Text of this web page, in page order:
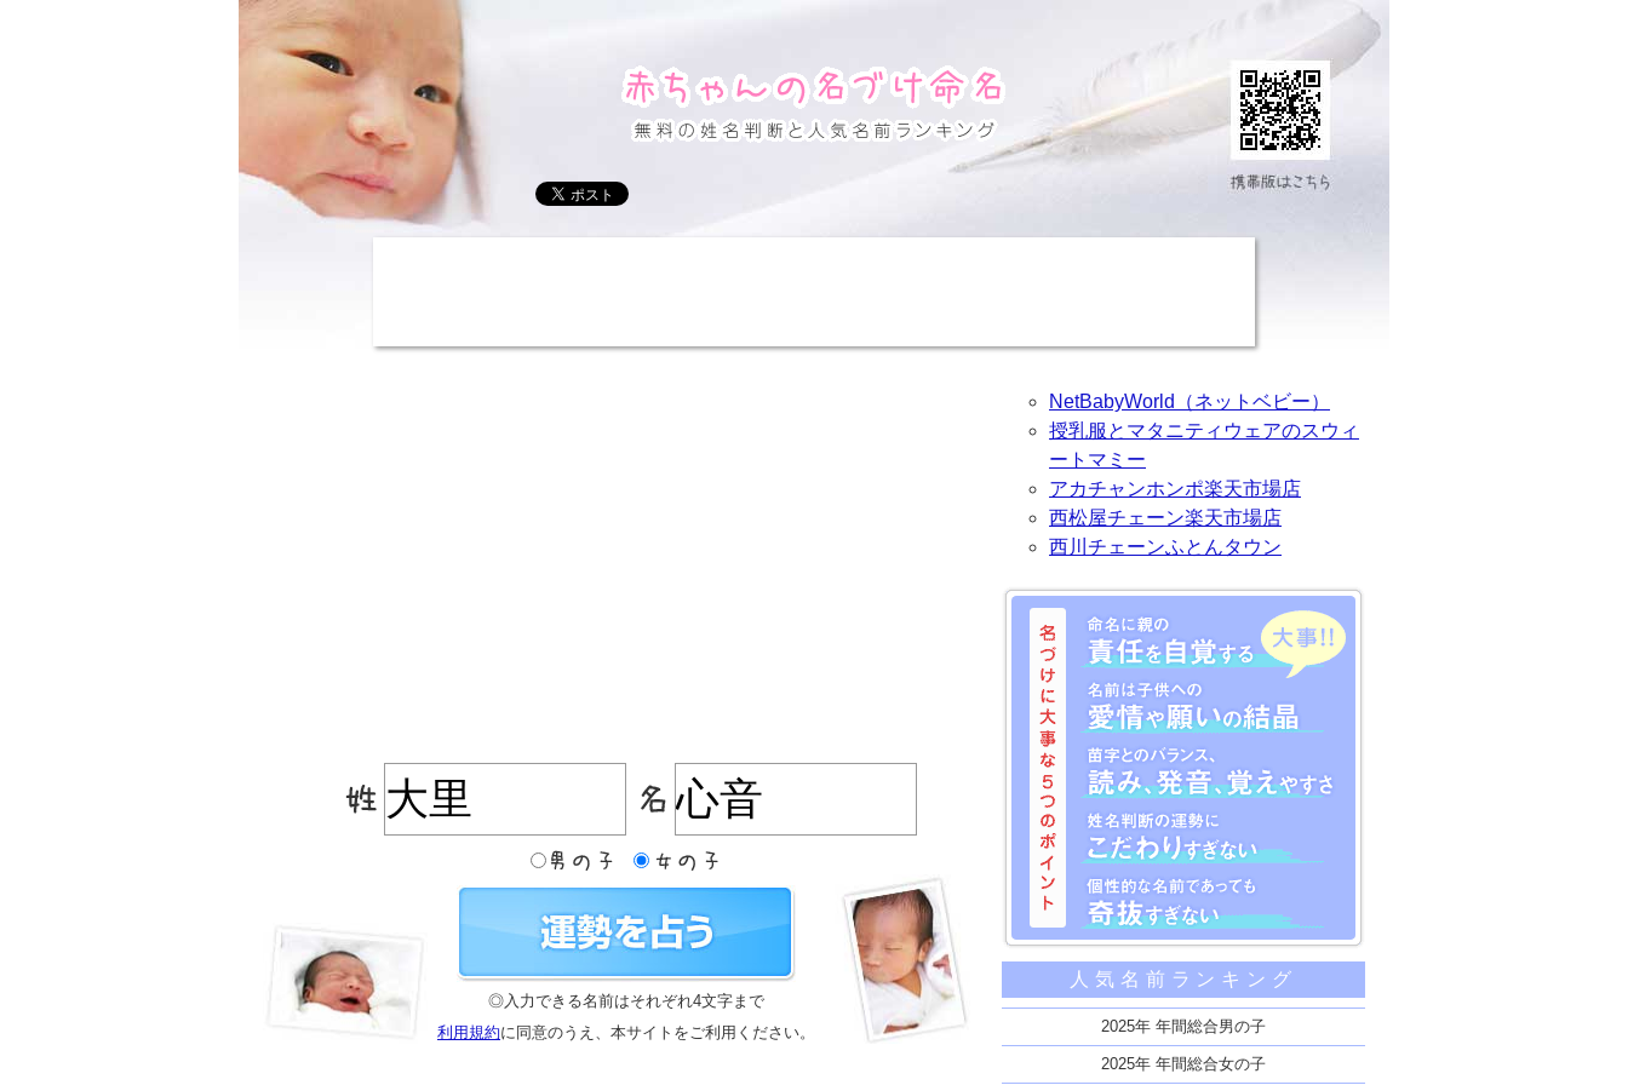
◎入力できる名前はそれぞれ4文字まで
利用規約に同意のうえ、本サイトをご利用ください。
NetBabyWorld（ネットベビー）
授乳服とマタニティウェアのスウィ
ートマミー
アカチャンホンポ楽天市場店
西松屋チェーン楽天市場店
西川チェーンふとんタウン
名づけに大事な5つのポイント
命名に親の責任を自覚する
名前は子供への愛情や願いの結晶
苗字とのバランス、読み、発音、覚えやすさ
姓名判断の運勢にこだわりすぎない
人気名前ランキング
2025年 年間総合男の子
2025年 年間総合女の子